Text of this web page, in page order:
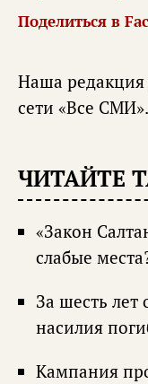
Поделиться в
Наша редакция
сети «Все СМИ».
ЧИТАЙТЕ
«Закон
слабые
За шесть лет
насилия
Кампания